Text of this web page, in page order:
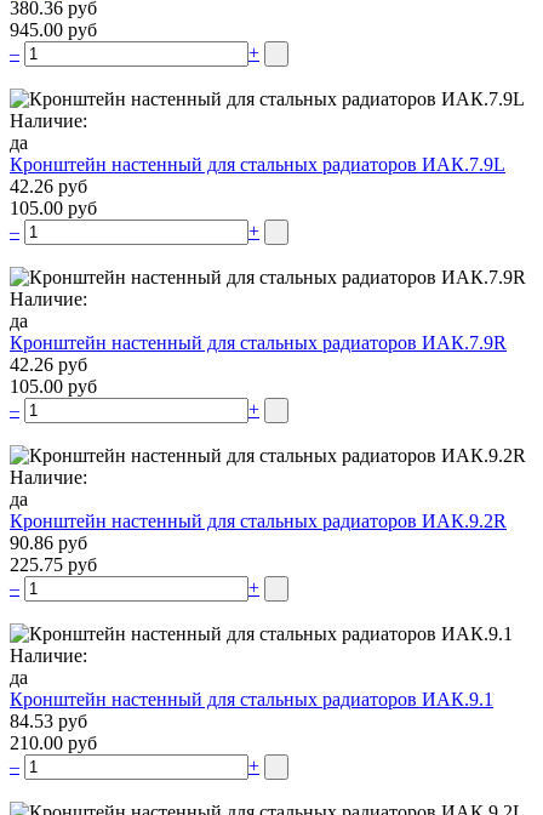
380.36 руб
945.00 руб
–
+
Наличие:
да
Кронштейн настенный для стальных радиаторов ИАК.7.9L
42.26 руб
105.00 руб
–
+
Наличие:
да
Кронштейн настенный для стальных радиаторов ИАК.7.9R
42.26 руб
105.00 руб
–
+
Наличие:
да
Кронштейн настенный для стальных радиаторов ИАК.9.2R
90.86 руб
225.75 руб
–
+
Наличие:
да
Кронштейн настенный для стальных радиаторов ИАК.9.1
84.53 руб
210.00 руб
–
+